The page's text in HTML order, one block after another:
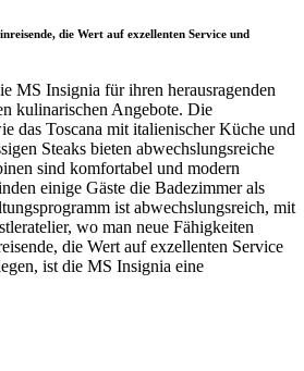
die Wert auf exzellenten Service und
MS Insignia für ihren herausragenden
kulinarischen Angebote. Die
das Toscana mit italienischer Küche und
Steaks bieten abwechslungsreiche
sind komfortabel und modern
einige Gäste die Badezimmer als
ist abwechslungsreich, mit
wo man neue Fähigkeiten
die Wert auf exzellenten Service
ist die MS Insignia eine